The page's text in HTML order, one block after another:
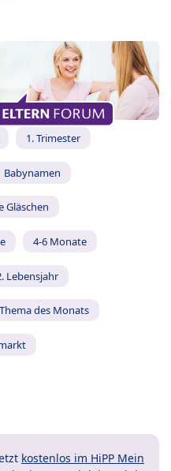
1. Trimester
Babynamen
Gläschen
4-6 Monate
Lebensjahr
Thema des Monats
kostenlos im HiPP Mein